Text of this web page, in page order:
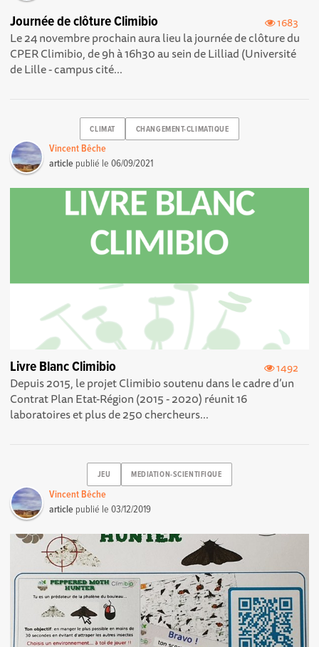
1683
Journée de clôture Climibio
Le 24 novembre prochain aura lieu la journée de clôture du
CPER Climibio, de 9h à 16h30 au sein de Lilliad (Université
de Lille - campus cité...
CLIMAT CHANGEMENT-CLIMATIQUE
Vincent Bêche
article publié le06/09/2021
1492
Livre Blanc Climibio
Depuis 2015, le projet Climibio soutenu dans le cadre d’un
Contrat Plan Etat-Région (2015 - 2020) réunit 16
laboratoires et plus de 250 chercheurs...
JEU MEDIATION-SCIENTIFIQUE
Vincent Bêche
article publié le03/12/2019